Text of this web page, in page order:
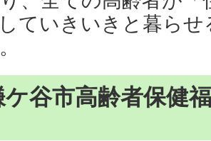
ていきいきと暮ら
谷市高齢者保健